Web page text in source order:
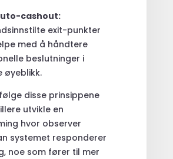
cashout:
exit-punkter
med å håndtere
beslutninger i
øyeblikk.
disse prinsippene
utvikle en
hvor observer
systemet responderer
noe som fører til mer